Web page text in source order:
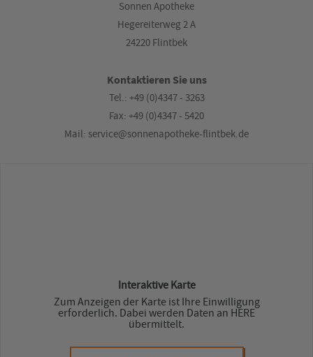
Sonnen Apotheke
Hegereiterweg 2 A
24220 Flintbek
Kontaktieren Sie uns
Tel.: +49 (0)4347 - 3263
Fax: +49 (0)4347 - 5420
Mail: service@sonnenapotheke-flintbek.de
Interaktive Karte
Zum Anzeigen der Karte ist Ihre Einwilligung
erforderlich. Dabei werden Daten an HERE
übermittelt.